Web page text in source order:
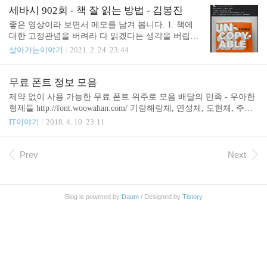
느낌은 어떨지 궁금하지만 지금은 올림픽 공원 맞은
편에 있습니다. 책의 내용은 브랜딩에 대해서 중점적
으로 다룹니다. 배민 다움이라는 책의 제목에서 처럼
배민..
을 배달민족이라 부르는가? 그런데, 요즘 디지털시대
의 시각으로 보면 밤에 야식문화가 발달 www.dynew
s.co.kr 이 글에 의하면 배달은 백두산을 의미한다고
고 하네요. 배는 백(白)의 종성 까 탈락한 것으로 밝
릴 적 우리는 배달민족이니 뭐니 했었는데 정작 의미
는 몰랐었습니다. 이제라도 좀 더 제대로 알아야겠습
니다. 그런데 검색해 보니 위의 기사도 ..
세바시 902회 - 책 잘 읽는 방법 - 김봉진
좋은 영상이라 보면서 메모를 남겨 봅니다. 1. 책에
대한 고정관념을 버려라 다 읽겠다는 생각을 버립니
다. 과감히 모서리를 접고 밑줄도 칩니다. 순서대로
다. 3. 책 읽는 시간보다 습관을 만들자 짬짬이 읽는
다. 계회적으로 읽으려고 하면 책 읽을 준비 하느라
시간 보내고, 막상 읽으려 하면 졸려서 잡니다. 책은
책장보다는 책상 위에 둡니다. 냉장고에 있는 음식보
다 식탁 위에 있는 음식에 손이 먼저 가는 것과 같은
권을 넣고 다닙니다. 한 권을 보다가 재미없으면 다
른 책을 봅니다. 3~5권의 책을 동시에 읽습니다. 한권
살아가는이야기 2021. 2. 24. 23:44
무료 폰트 정보 모음
제약 없이 사용 가능한 무료 폰트 위주로 모음 배달의 민족 - 우아한
형제들 http://font.woowahan.com/ 기랑해랑체, 연성체, 도현체, 주아
체, 한나는 11살체 스웨거 http://www.swagger.kr/index_font.html 미생
IT이야기 2018. 4. 10. 23:11
Prev Next
Blog is powered by Daum/ Designed by Tistory